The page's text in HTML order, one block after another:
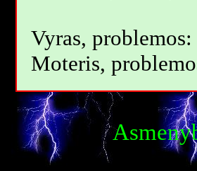
Vyras,
Moteris,